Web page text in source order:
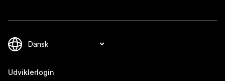
Udviklerlogin